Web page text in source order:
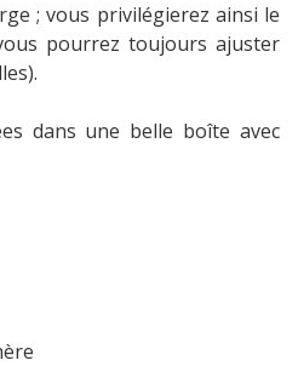
; vous privilégierez ainsi le
pourrez toujours ajuster
dans une belle boîte avec